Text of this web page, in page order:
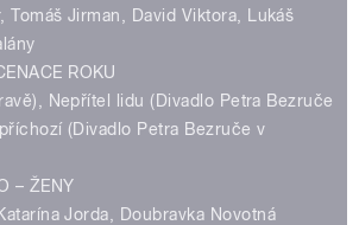
Tomáš Jirman, David Viktora, Lukáš
ROKU
Nepřítel lidu (Divadlo Petra Bezruče
(Divadlo Petra Bezruče v
– ŽENY
Jorda, Doubravka Novotná